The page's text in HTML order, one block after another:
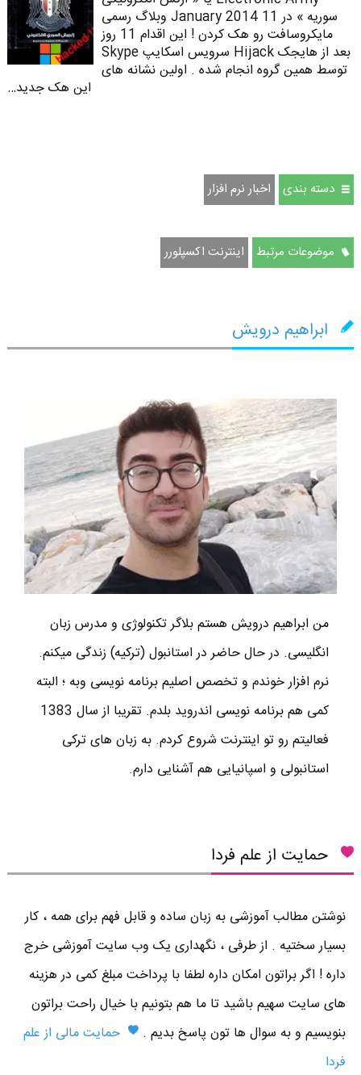
سوریه » در 11 January 2014 وبلاگ رسمی
مایکروسافت رو هک کردن ! این اقدام 11 روز
بعد از هایجک Hijack سرویس اسکایپ Skype
توسط همین گروه انجام شده . اولین نشانه های
این هک جدید…
دسته بندی اخبار نرم افزار
موضوعات مرتبط اینترنت اکسپلورر
ابراهیم درویش
من ابراهیم درویش هستم بلاگر تکنولوژی و مدرس زبان
انگلیسی. در حال حاضر در استانبول (ترکیه) زندگی میکنم.
نرم افزار خوندم و تخصص اصلیم برنامه نویسی وبه ؛ البته
کمی هم برنامه نویسی اندروید بلدم. تقریبا از سال 1383
فعالیتم رو تو اینترنت شروع کردم. به زبان های ترکی
استانبولی و اسپانیایی هم آشنایی دارم.
حمایت از علم فردا
نوشتن مطالب آموزشی به زبان ساده و قابل فهم برای همه ، کار
بسیار سختیه . از طرفی ، نگهداری یک وب سایت آموزشی خرج
داره ! اگر براتون امکان داره لطفا با پرداخت مبلغ کمی در هزینه
های سایت سهیم باشید تا ما هم بتونیم با خیال راحت براتون
بنویسیم و به سوال ها تون پاسخ بدیم .
حمایت مالی از علم
فردا